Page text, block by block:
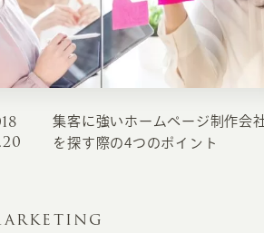
イアント専属チームによる戦略会議
集客に強いホームページ制作会
を探す際の4つのポイント